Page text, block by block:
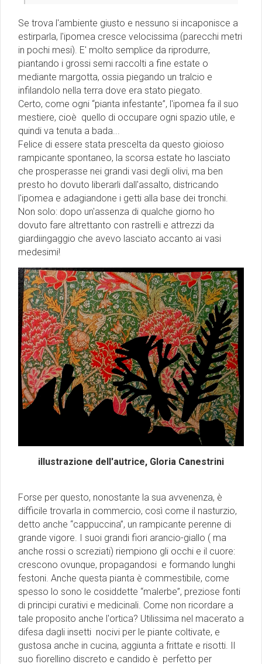
Se trova l'ambiente giusto e nessuno si incaponisce a
estirparla, l'ipomea cresce velocissima (parecchi metri
in pochi mesi). E' molto semplice da riprodurre,
piantando i grossi semi raccolti a fine estate o
mediante margotta, ossia piegando un tralcio e
infilandolo nella terra dove era stato piegato.
Certo, come ogni “pianta infestante”, l'ipomea fa il suo
mestiere, cioè quello di occupare ogni spazio utile, e
quindi va tenuta a bada...
Felice di essere stata prescelta da questo gioioso
rampicante spontaneo, la scorsa estate ho lasciato
che prosperasse nei grandi vasi degli olivi, ma ben
presto ho dovuto liberarli dall'assalto, districando
l'ipomea e adagiandone i getti alla base dei tronchi.
Non solo: dopo un'assenza di qualche giorno ho
dovuto fare altrettanto con rastrelli e attrezzi da
giardiingaggio che avevo lasciato accanto ai vasi
medesimi!
illustrazione dell'autrice, Gloria Canestrini
Forse per questo, nonostante la sua avvenenza, è
difficile trovarla in commercio, così come il nasturzio,
detto anche “cappuccina”, un rampicante perenne di
grande vigore. I suoi grandi fiori arancio-giallo ( ma
anche rossi o screziati) riempiono gli occhi e il cuore:
crescono ovunque, propagandosi e formando lunghi
festoni. Anche questa pianta è commestibile, come
spesso lo sono le cosiddette “malerbe”, preziose fonti
di principi curativi e medicinali. Come non ricordare a
tale proposito anche l'ortica? Utilissima nel macerato a
difesa dagli insetti nocivi per le piante coltivate, e
gustosa anche in cucina, aggiunta a frittate e risotti. Il
suo fiorellino discreto e candido è perfetto per